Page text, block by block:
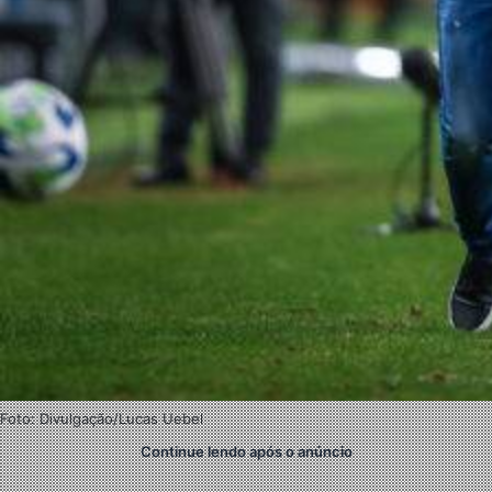
Foto: Divulgação/Lucas Uebel
Continue lendo após o anúncio